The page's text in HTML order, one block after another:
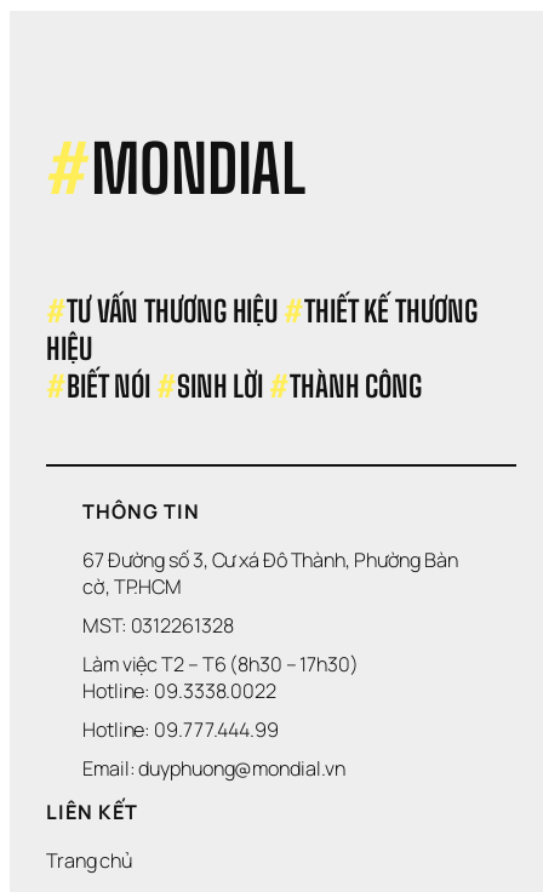
#MONDIAL
#TƯ VẤN THƯƠNG HIỆU #THIẾT KẾ THƯƠNG
HIỆU
#BIẾT NÓI #SINH LỜI #THÀNH CÔNG
THÔNG TIN
67 Đường số 3, Cư xá Đô Thành, Phường Bàn
cờ, TP.HCM
MST: 0312261328
Làm việc T2 – T6 (8h30 – 17h30)
Hotline: 09.3338.0022
Hotline: 09.777.444.99
Email: duyphuong@mondial.vn
LIÊN KẾT
Trang chủ